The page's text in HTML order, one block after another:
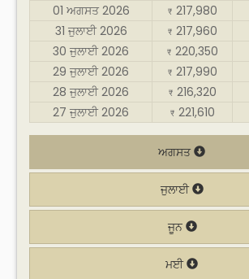
01 ਅਗਸਤ 2026
₹ 217,980
31 ਜੁਲਾਈ 2026
₹ 217,960
30 ਜੁਲਾਈ 2026
₹ 220,350
29 ਜੁਲਾਈ 2026
₹ 217,990
28 ਜੁਲਾਈ 2026
₹ 216,320
27 ਜੁਲਾਈ 2026
₹ 221,610
ਅਗਸਤ
ਜੁਲਾਈ
ਜੂਨ
ਮਈ